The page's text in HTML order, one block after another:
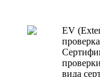
EV
проверка
вида